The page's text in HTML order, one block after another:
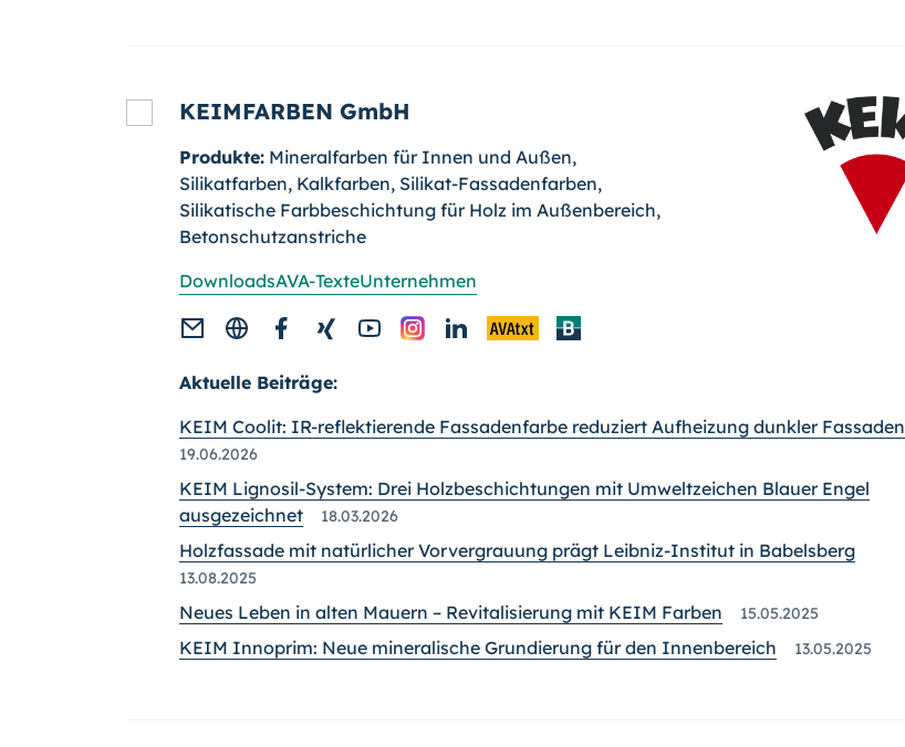
KEIMFARBEN GmbH
Produkte: Mineralfarben für Innen und Außen,
Silikatfarben, Kalkfarben, Silikat-Fassadenfarben,
Silikatische Farbbeschichtung für Holz im Außenbereich,
Betonschutzanstriche
DownloadsAVA-TexteUnternehmen
Aktuelle Beiträge:
KEIM Coolit: IR-reflektierende Fassadenfarbe reduziert Aufheizung dunkler Fassaden
19.06.2026
KEIM Lignosil-System: Drei Holzbeschichtungen mit Umweltzeichen Blauer Engel
ausgezeichnet
18.03.2026
Holzfassade mit natürlicher Vorvergrauung prägt Leibniz-Institut in Babelsberg
13.08.2025
Neues Leben in alten Mauern – Revitalisierung mit KEIM Farben 15.05.2025
KEIM Innoprim: Neue mineralische Grundierung für den Innenbereich 13.05.2025